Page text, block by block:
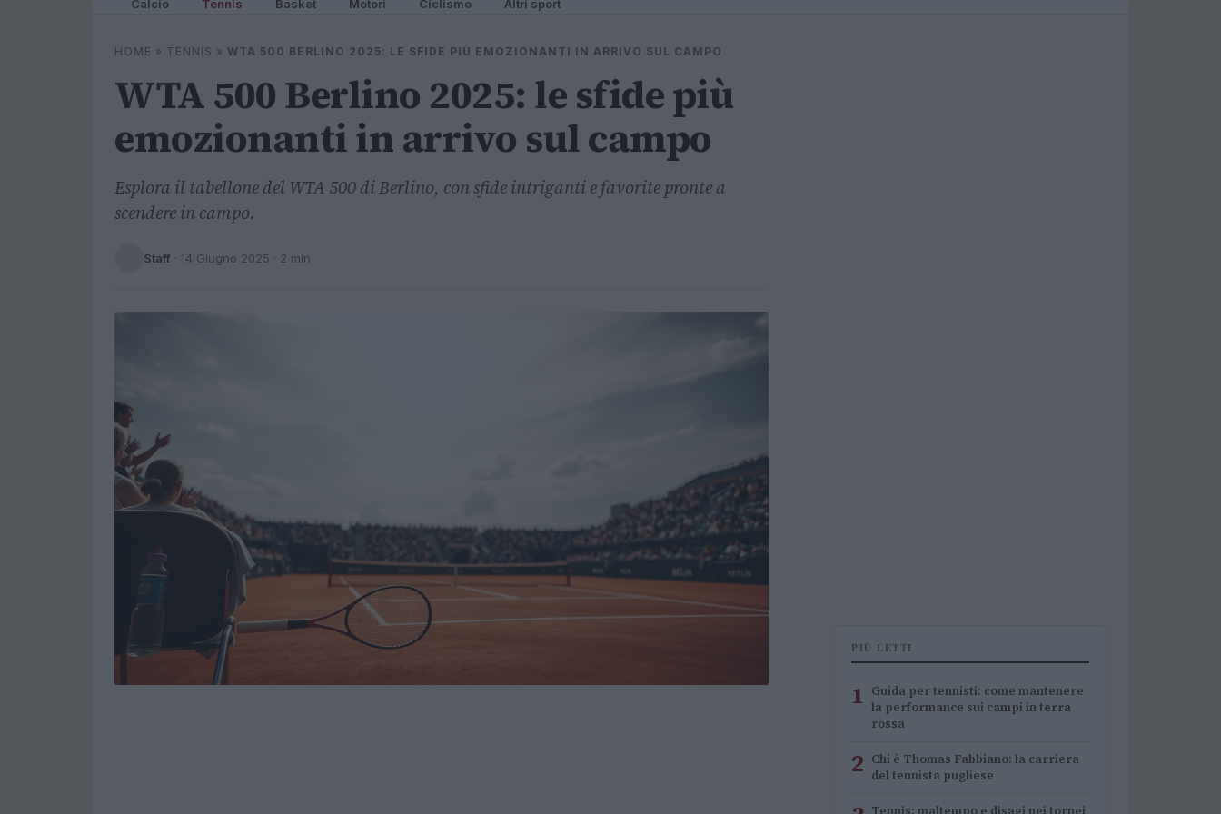
Calcio Tennis Basket Motori Ciclismo Altri sport
HOME » TENNIS » WTA 500 BERLINO 2025: LE SFIDE PIÙ EMOZIONANTI IN ARRIVO SUL CAMPO
WTA 500 Berlino 2025: le sfide più
emozionanti in arrivo sul campo
Esplora il tabellone del WTA 500 di Berlino, con sfide intriganti e favorite pronte a
scendere in campo.
Staff · 14 Giugno 2025 · 2 min
PIÙ LETTI
1 Guida per tennisti: come mantenere
la performance sui campi in terra
rossa
2 Chi è Thomas Fabbiano: la carriera
del tennista pugliese
Tennis: maltempo e disagi nei tornei